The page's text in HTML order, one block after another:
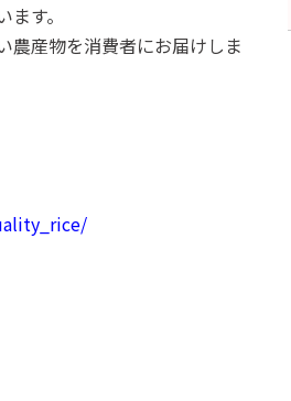
す。
農産物を消費者にお届けしま